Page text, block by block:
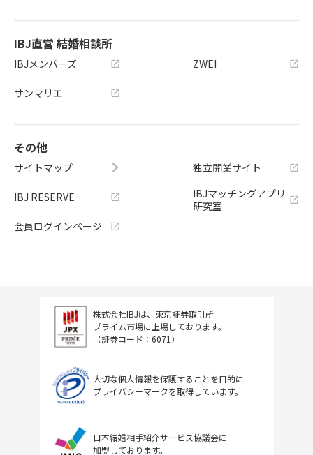
IBJ直営 結婚相談所
IBJメンバーズ
サンマリエ
ZWEI
その他
サイトマップ
IBJ RESERVE
会員ログインページ
独立開業サイト
IBJマッチングアプリ
研究室
株式会社IBJは、東京証券取引所
プライム市場に上場しております。
（証券コード：6071）
大切な個人情報を保護することを目的に
プライバシーマークを取得しています。
日本結婚相手紹介サービス協議会に
加盟しております。